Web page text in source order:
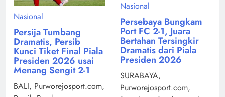
Nasional
Persija Tumbang
Dramatis, Persib
Kunci Tiket Final Piala
Presiden 2026 usai
Menang Sengit 2-1
BALI, Purworejosport.com,
Nasional
Persebaya Bungkam
Port FC 2-1, Juara
Bertahan Tersingkir
Dramatis dari Piala
Presiden 2026
SURABAYA,
Purworejosport.com,